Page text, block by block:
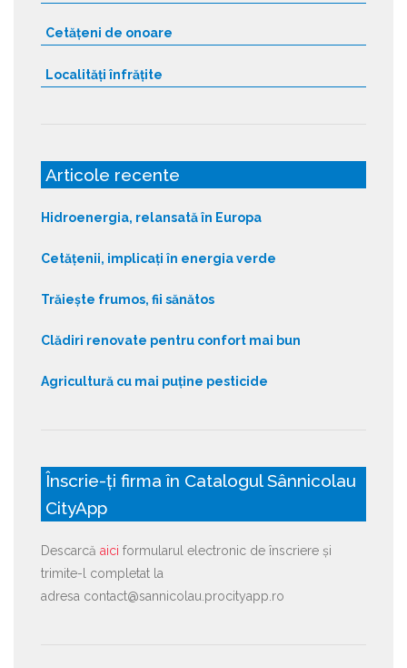
Cetățeni de onoare
Localități înfrățite
Articole recente
Hidroenergia, relansată în Europa
Cetățenii, implicați în energia verde
Trăiește frumos, fii sănătos
Clădiri renovate pentru confort mai bun
Agricultură cu mai puține pesticide
Înscrie-ți firma în Catalogul Sânnicolau
CityApp
Descarcă aici formularul electronic de înscriere și
trimite-l completat la
adresa contact@sannicolau.procityapp.ro